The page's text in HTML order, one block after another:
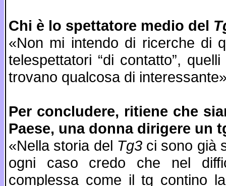
Chi è lo spettatore medio del
«Non mi intendo di ricerche di
telespettatori “di contatto”,
trovano qualcosa di
Per concludere, ritiene che
Paese, una donna dirigere un
«Nella storia del Tg3ci sono già
ogni caso credo che nel
complessa come il tg contino